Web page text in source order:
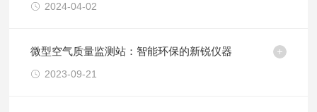
2024-04-02
微型空气质量监测站：智能环保的新锐仪器
2023-09-21